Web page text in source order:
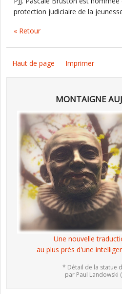
protection judiciaire de la
« Retour
Haut de page Imprimer
MONTAIGNE
Une nouvelle
au plus près d'une
* Détail de la statue
par Paul Landowski